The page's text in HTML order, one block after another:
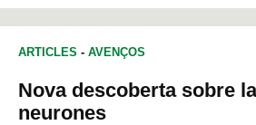
ARTICLES - AVENÇOS
Nova descoberta sobre
neurones